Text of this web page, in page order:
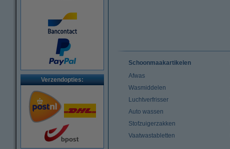
Verzendopties:
Schoonmaakartikelen
Afwas
Wasmiddelen
Luchtverfrisser
Auto wassen
Stofzuigerzakken
Vaatwastabletten